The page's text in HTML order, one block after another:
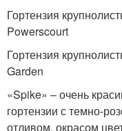
Гортензия
Powerscourt
Гортензия
Garden
«Spike» – очень
гортензии с темно-
отливом, окрасом